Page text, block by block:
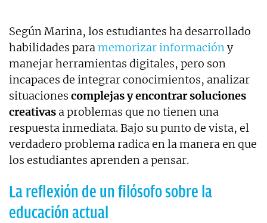
Según Marina, los estudiantes ha desarrollado
habilidades paramemorizar informacióny
manejar herramientas digitales, pero son
incapaces de integrar conocimientos, analizar
situaciones complejas y encontrar soluciones
creativas a problemas que no tienen una
respuesta inmediata. Bajo su punto de vista, el
verdadero problema radica en la manera en que
los estudiantes aprenden a pensar.
La reflexión de un filósofo sobre la
educación actual